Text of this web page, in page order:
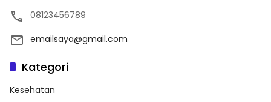
08123456789
emailsaya@gmail.com
Kategori
Kesehatan